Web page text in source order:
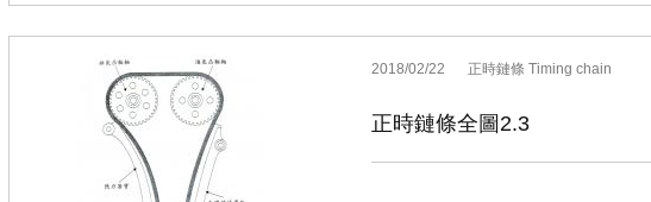
2018/02/22 正時鏈條 Timing chain
正時鏈條全圖2.3